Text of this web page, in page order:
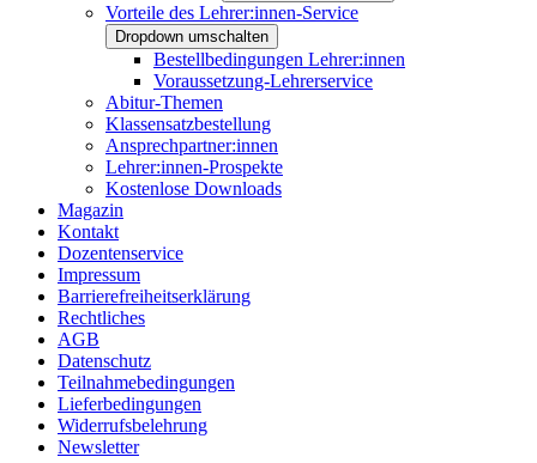
Vorteile des Lehrer:innen-Service
Dropdown umschalten
Bestellbedingungen Lehrer:innen
Voraussetzung-Lehrerservice
Abitur-Themen
Klassensatzbestellung
Ansprechpartner:innen
Lehrer:innen-Prospekte
Kostenlose Downloads
Magazin
Kontakt
Dozentenservice
Impressum
Barrierefreiheitserklärung
Rechtliches
AGB
Datenschutz
Teilnahmebedingungen
Lieferbedingungen
Widerrufsbelehrung
Newsletter